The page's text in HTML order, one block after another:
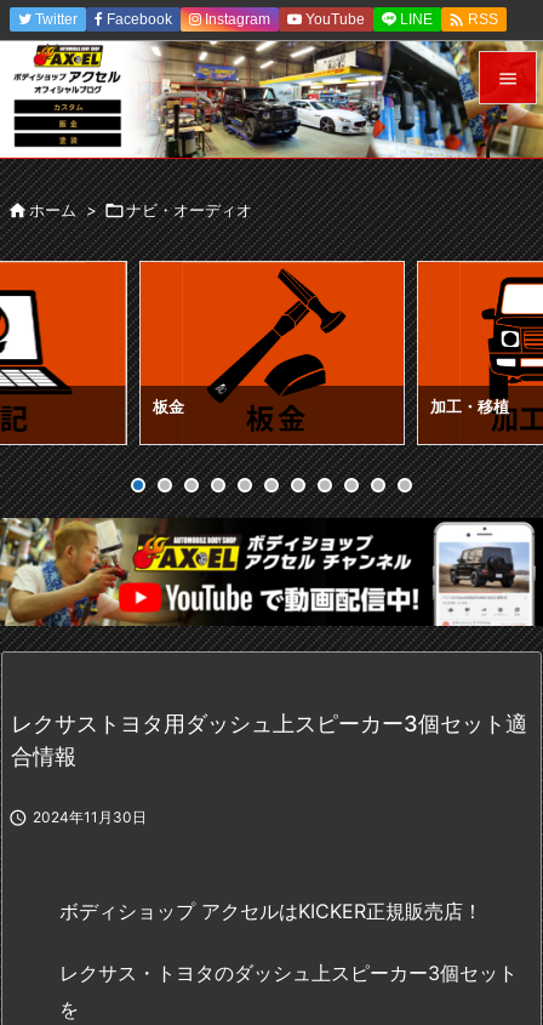


メニュ

サイド

前へ

次へ

検索
Twitter Facebook Instagram YouTube LINE  RSS
Feedly
ホーム > ナビ・オーディオ
板金 加工・移植
レクサストヨタ用ダッシュ上スピーカー3個セット適
合情報
 2024年11月30日
ボディショップ アクセルはKICKER正規販売店！
レクサス・トヨタのダッシュ上スピーカー3個セット
を